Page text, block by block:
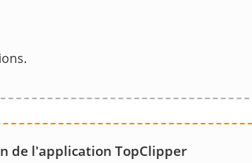
de l'application TopClipper